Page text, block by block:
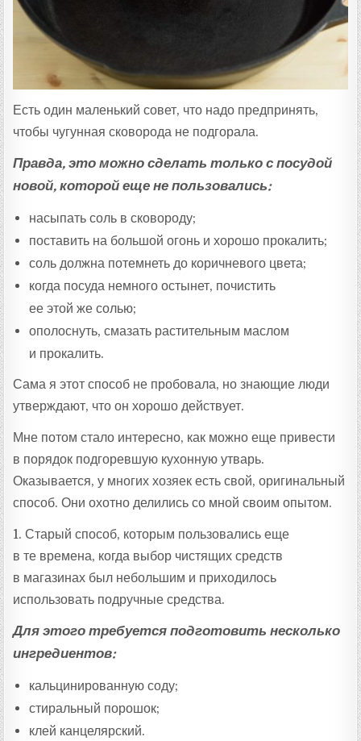
Есть один маленький совет, что надо предпринять,
чтобы чугунная сковорода не подгорала.
Правда, это можно сделать только с посудой
новой, которой еще не пользовались:
насыпать соль в сковороду;
поставить на большой огонь и хорошо прокалить;
соль должна потемнеть до коричневого цвета;
когда посуда немного остынет, почистить
ее этой же солью;
ополоснуть, смазать растительным маслом
и прокалить.
Сама я этот способ не пробовала, но знающие люди
утверждают, что он хорошо действует.
Мне потом стало интересно, как можно еще привести
в порядок подгоревшую кухонную утварь.
Оказывается, у многих хозяек есть свой, оригинальный
способ. Они охотно делились со мной своим опытом.
1. Старый способ, которым пользовались еще
в те времена, когда выбор чистящих средств
в магазинах был небольшим и приходилось
использовать подручные средства.
Для этого требуется подготовить несколько
ингредиентов:
кальцинированную соду;
стиральный порошок;
клей канцелярский.